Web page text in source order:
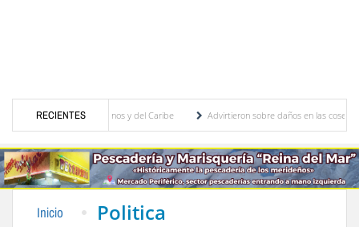
RECIENTES
Centroamericanos y del Caribe
Advirtieron sobre daños en las cosechas de
Inicio Politica